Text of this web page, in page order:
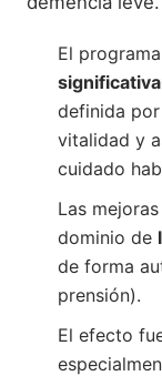
El
definida
vitalidad y
cuidado
Las
dominio de
de forma
prensión).
El efecto